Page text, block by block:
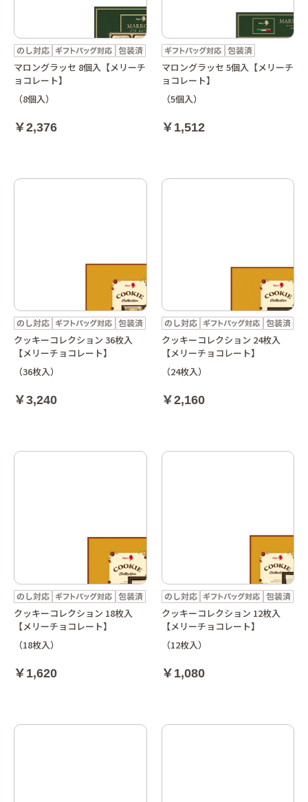
マロングラッセ 8個入【メリーチ
ョコレート】
（8個入）
￥2,376
マロングラッセ 5個入【メリーチ
ョコレート】
（5個入）
￥1,512
クッキーコレクション 36枚入
【メリーチョコレート】
（36枚入）
￥3,240
クッキーコレクション 24枚入
【メリーチョコレート】
（24枚入）
￥2,160
クッキーコレクション 18枚入
【メリーチョコレート】
（18枚入）
￥1,620
クッキーコレクション 12枚入
【メリーチョコレート】
（12枚入）
￥1,080